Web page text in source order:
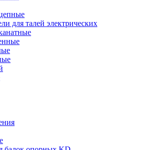
для талей электрических